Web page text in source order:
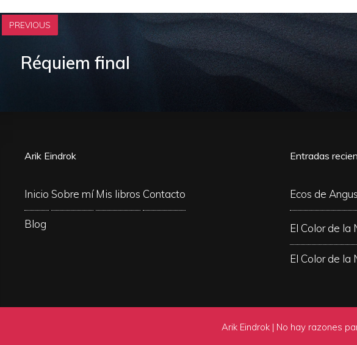
PREVIOUS
Réquiem final
Arik Eindrok
Inicio Sobre mí Mis libros Contacto
Blog
Entradas
Ecos de
El Color de la
El Color de la
Arik Eindrok | No hay razones